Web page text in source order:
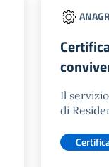
Il
di